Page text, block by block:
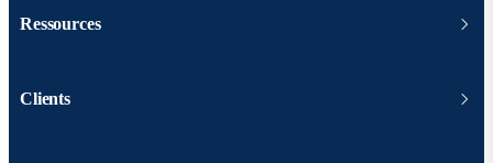
Ressources
Clients